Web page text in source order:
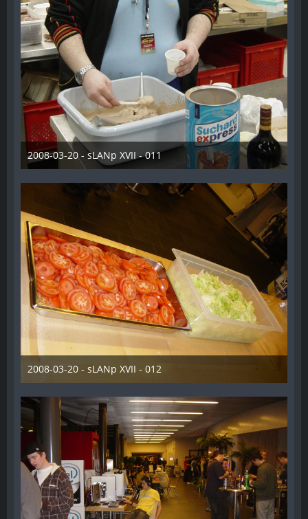
2008-03-20 - sLANp XVII - 011
28. Dezember 2012
2008-03-20 - sLANp XVII - 012
28. Dezember 2012